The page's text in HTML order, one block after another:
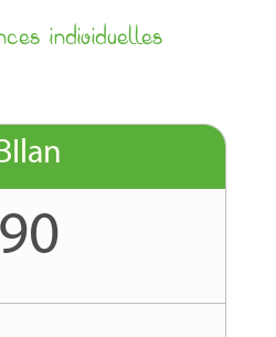
individuelles